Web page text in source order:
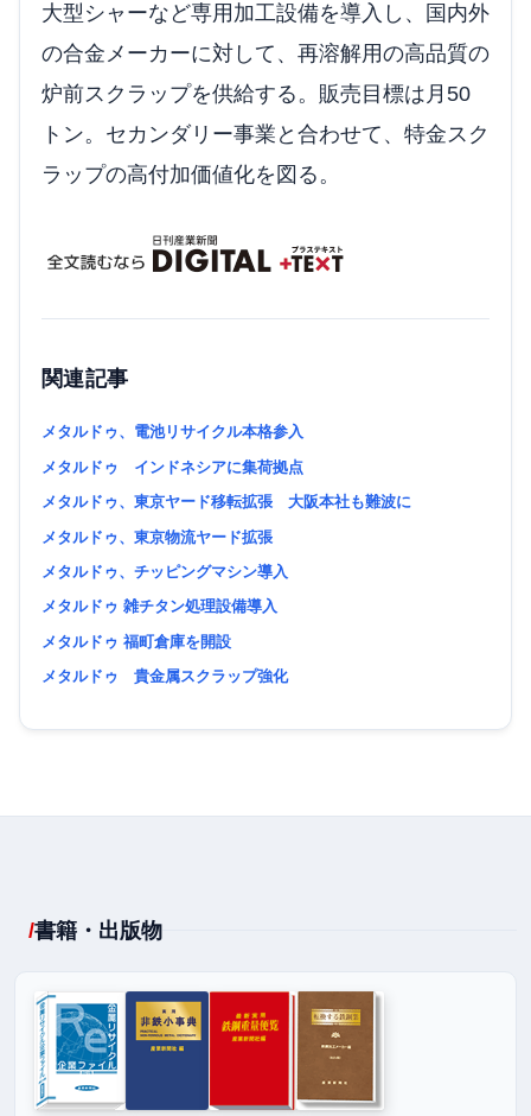
大型シャーなど専用加工設備を導入し、国内外
の合金メーカーに対して、再溶解用の高品質の
炉前スクラップを供給する。販売目標は月50
トン。セカンダリー事業と合わせて、特金スク
ラップの高付加価値化を図る。
関連記事
メタルドゥ、電池リサイクル本格参入
メタルドゥ インドネシアに集荷拠点
メタルドゥ、東京ヤード移転拡張 大阪本社も難波に
メタルドゥ、東京物流ヤード拡張
メタルドゥ、チッピングマシン導入
メタルドゥ 雑チタン処理設備導入
メタルドゥ 福町倉庫を開設
メタルドゥ 貴金属スクラップ強化
書籍・出版物